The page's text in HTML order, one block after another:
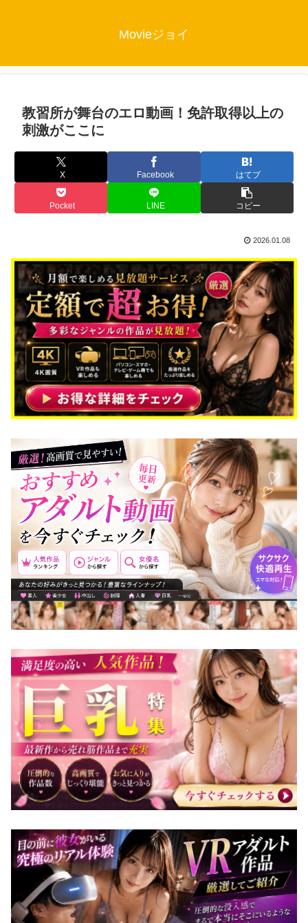
Movieジョイ
教習所が舞台のエロ動画！免許取得以上の
刺激がここに
X Facebook はてブ
Pocket LINE コピー
2026.01.08